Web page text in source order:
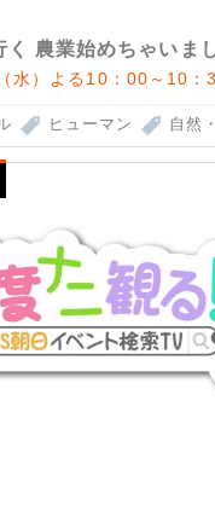
く 農業始めちゃいま
水）よる10：00～10：
ヒューマン 自然